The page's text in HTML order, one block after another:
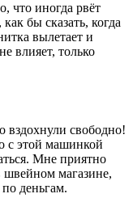
что иногда рвёт
бы сказать, когда
вылетает и
влияет, только
вздохнули свободно!
с этой машинкой
Мне приятно
швейном магазине,
деньгам.